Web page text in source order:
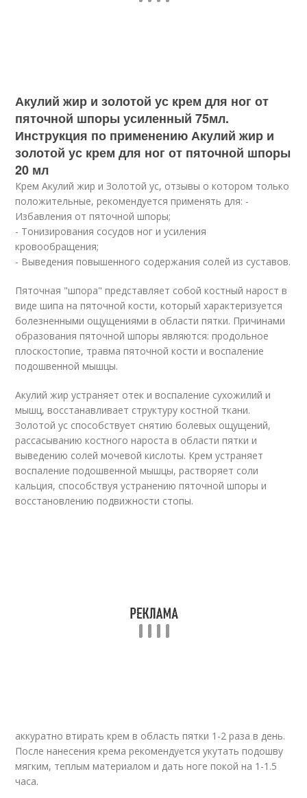
Акулий жир и золотой ус крем для ног от
пяточной шпоры усиленный 75мл.
Инструкция по применению Акулий жир и
золотой ус крем для ног от пяточной шпоры
20 мл
Крем Акулий жир и Золотой ус, отзывы о котором только
положительные, рекомендуется применять для: -
Избавления от пяточной шпоры;
- Тонизирования сосудов ног и усиления
кровообращения;
- Выведения повышенного содержания солей из суставов.
Пяточная "шпора" представляет собой костный нарост в
виде шипа на пяточной кости, который характеризуется
болезненными ощущениями в области пятки. Причинами
образования пяточной шпоры являются: продольное
плоскостопие, травма пяточной кости и воспаление
подошвенной мышцы.
Акулий жир устраняет отек и воспаление сухожилий и
мышц, восстанавливает структуру костной ткани.
Золотой ус способствует снятию болевых ощущений,
рассасыванию костного нароста в области пятки и
выведению солей мочевой кислоты. Крем устраняет
воспаление подошвенной мышцы, растворяет соли
кальция, способствуя устранению пяточной шпоры и
восстановлению подвижности стопы.
аккуратно втирать крем в область пятки 1-2 раза в день.
После нанесения крема рекомендуется укутать подошву
мягким, теплым материалом и дать ноге покой на 1-1.5
часа.